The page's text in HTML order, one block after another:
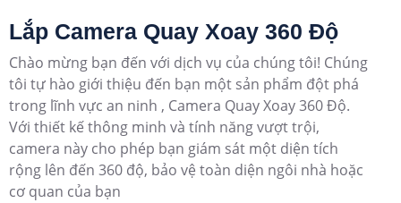
Lắp Camera Quay Xoay 360 Độ
Chào mừng bạn đến với dịch vụ của chúng tôi! Chúng
tôi tự hào giới thiệu đến bạn một sản phẩm đột phá
trong lĩnh vực an ninh , Camera Quay Xoay 360 Độ.
Với thiết kế thông minh và tính năng vượt trội,
camera này cho phép bạn giám sát một diện tích
rộng lên đến 360 độ, bảo vệ toàn diện ngôi nhà hoặc
cơ quan của bạn